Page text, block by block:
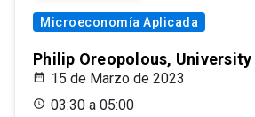
Microeconomía Aplicada
Philip Oreopolous,
15 de Marzo de 2023
03:30 a 05:00